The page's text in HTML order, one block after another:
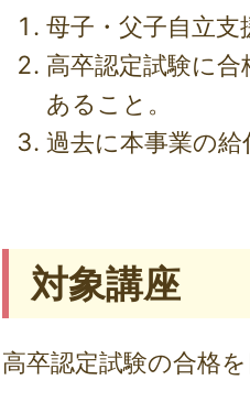
母子・父子自立
高卒認定試験に
あること。
過去に本事業の給
対象講座
高卒認定試験の合格